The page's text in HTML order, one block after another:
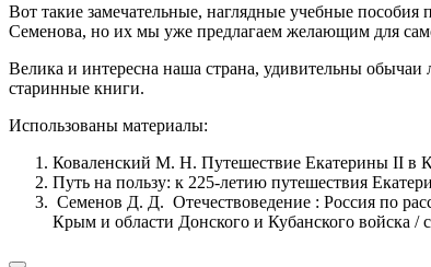
Вот такие замечательные, наглядные учебные
Семенова, но их мы уже предлагаем желающим для
Велика и интересна наша страна, удивительны
старинные книги.
Использованы материалы:
Коваленский М. Н. Путешествие Екатерины II в
Путь на пользу: к 225-летию путешествия
Семенов Д. Д. Отечествоведение : Россия по
Крым и области Донского и Кубанского войска